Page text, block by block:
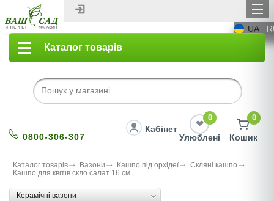
UA
Каталог товарів
0800-306-307
Кабінет
0
Улюблені
0
Кошик
Каталог товарів Вазони Кашпо під орхідеї
Скляні кашпо
Кашпо для квітів скло салат 16 см
Керамічні вазони